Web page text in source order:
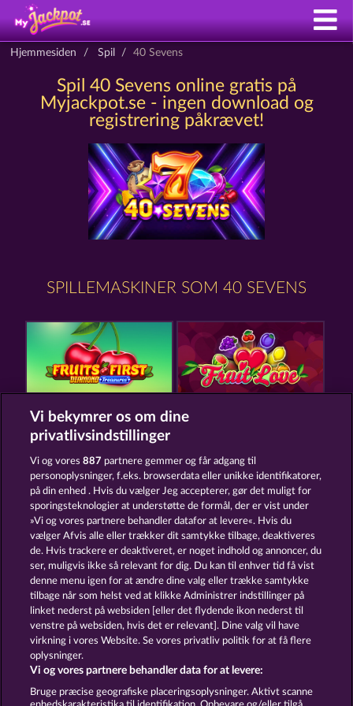
Hjemmesiden Spil 40 Sevens
Spil 40 Sevens online gratis på
Myjackpot.se - ingen download og
registrering påkrævet!
SPILLEMASKINER SOM 40 SEVENS
FRUITS FIRST DIAMOND TREASURES FRUIT LOVE
40 SEVENS DIAMOND TREASURES EXPLODIAC MAXI PLAY
Vilkår og betingelser Datasikkerhed
Kontakt Virksomhed FAQ
Tilsluttet program
Indsend anmodning om tilbagetrækning
Vi bekymrer os om dine
privatlivsindstillinger
Vi og vores887 partnere gemmer og får adgang til
personoplysninger, f.eks. browserdata eller unikke identifikatorer,
på din enhed . Hvis du vælger Jeg accepterer, gør det muligt for
sporingsteknologier at understøtte de formål, der er vist under
»Vi og vores partnere behandler datafor at levere«. Hvis du
vælger Afvis alle eller trækker dit samtykke tilbage, deaktiveres
de. Hvis trackere er deaktiveret, er noget indhold og annoncer, du
ser, muligvis ikke så relevant for dig. Du kan til enhver tid få vist
denne menu igen for at ændre dine valg eller trække samtykke
tilbage når som helst ved at klikke Administrer indstillinger på
linket nederst på websiden [eller det flydende ikon nederst til
venstre på websiden, hvis det er relevant]. Dine valg vil have
virkning i vores Website. Se vores privatliv politik for at få flere
oplysninger.
Vi og vores partnere behandler data for at levere:
Bruge præcise geografiske placeringsoplysninger. Aktivt scanne